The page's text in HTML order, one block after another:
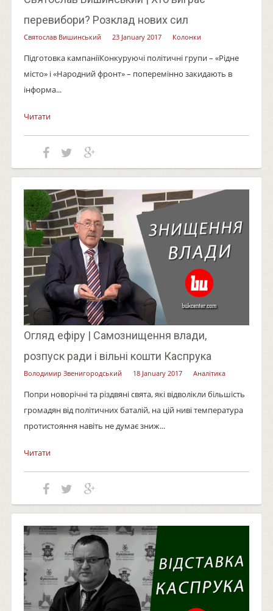
перевибори? Розклад нових сил
Святослав Вишинський 23 January 2017 Колонки
Підготовка кампаніїКонкуруючі політичні групи – «Рідне
місто» і «Народний фронт» – поперемінно закидають в
інформа...
Читати
Огляд ефіру | Самознищення влади,
розпуск ради і вільні кошти Каспрука
Володимир Звенигородський 18 January 2017 Аналітика
Попри новорічні та різдвяні свята, які відволікли більшість
громадян від політичних баталій, на цій ниві температура
протистояння навіть не думає зниж...
Читати